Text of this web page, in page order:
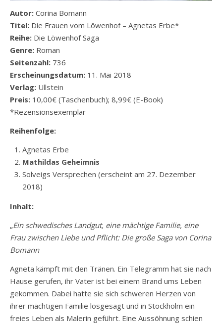
Autor: Corina Bomann
Titel: Die Frauen vom Löwenhof – Agnetas Erbe*
Reihe: Die Löwenhof Saga
Genre: Roman
Seitenzahl: 736
Erscheinungsdatum: 11. Mai 2018
Verlag: Ullstein
Preis: 10,00€ (Taschenbuch); 8,99€ (E-Book)
*Rezensionsexemplar
Reihenfolge:
Agnetas Erbe
Mathildas Geheimnis
Solveigs Versprechen (erscheint am 27. Dezember
2018)
Inhalt:
„Ein schwedisches Landgut, eine mächtige Familie, eine
Frau zwischen Liebe und Pflicht: Die große Saga von Corina
Bomann
Agneta kämpft mit den Tränen. Ein Telegramm hat sie nach
Hause gerufen, ihr Vater ist bei einem Brand ums Leben
gekommen. Dabei hatte sie sich schweren Herzen von
ihrer mächtigen Familie losgesagt und in Stockholm ein
freies Leben als Malerin geführt. Eine Aussöhnung schien